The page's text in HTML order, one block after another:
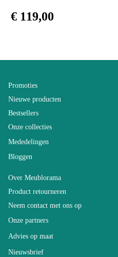
Niet stapelbaar
microvezeldoek
Niet vastgesteld
2 jaar
€ 119,00
Promoties
Nieuwe producten
Bestsellers
Onze collecties
Mededelingen
Bloggen
Over Meublorama
Product retourneren
Neem contact met ons op
Onze partners
Advies op maat
Nieuwsbrief